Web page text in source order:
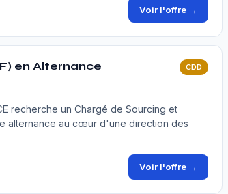
Voir l'offre →
en Alternance CDD
recherche un Chargé de Sourcing et
alternance au cœur d'une direction des
Voir l'offre →